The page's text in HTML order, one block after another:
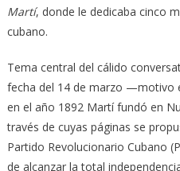
Martí, donde le dedicaba cinco
cubano.
Tema central del cálido
fecha del 14 de marzo —motivo
en el año 1892 Martí fundó en
través de cuyas páginas se
Partido Revolucionario Cubano
de alcanzar la total